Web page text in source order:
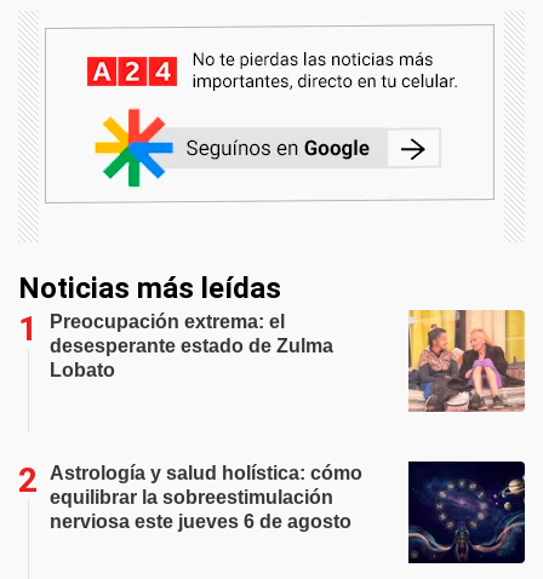
Noticias más leídas
Preocupación extrema: el
desesperante estado de Zulma
Lobato
Astrología y salud holística: cómo
equilibrar la sobreestimulación
nerviosa este jueves 6 de agosto